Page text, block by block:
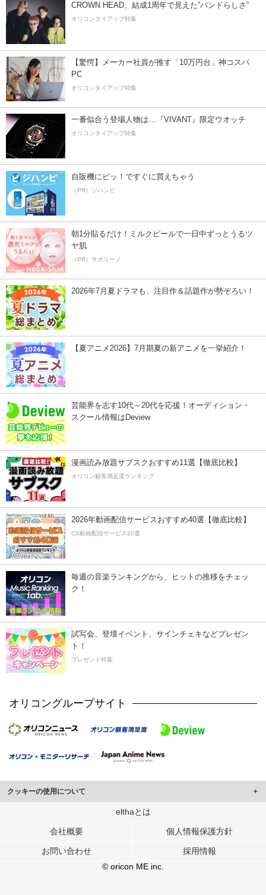
CROWN HEAD、結成1周年で見えた”バンドらしさ”
オリコンタイアップ特集
【驚愕】メーカー社員が推す「10万円台」神コスパ
PC
オリコンタイアップ特集
一番似合う登場人物は…『VIVANT』限定ウオッチ
オリコンタイアップ特集
自販機にピッ！ですぐに買えちゃう
（PR）ジハンピ
朝1分貼るだけ！ミルクピールで一日中ずっとうるツ
ヤ肌
（PR）サボリーノ
2026年7月夏ドラマも、注目作＆話題作が勢ぞろい！
【夏アニメ2026】7月期夏の新アニメを一挙紹介！
芸能界を志す10代～20代を応援！オーディション・
スクール情報はDeview
漫画読み放題サブスクおすすめ11選【徹底比較】
オリコン顧客満足度ランキング
2026年動画配信サービスおすすめ40選【徹底比較】
CS動画配信サービス20選
毎週の音楽ランキングから、ヒットの推移をチェッ
ク！
試写会、登壇イベント、サインチェキなどプレゼン
ト！
プレゼント特集
オリコングループサイト
クッキーの使用について
このサイトでは Cookie を使用して、ユーザーに合わせたコンテンツや広告の
行っています。
メディアや広告配信、データ解析の各パートナーに提供しています。
各パートナーは、この情報とユーザーが各パートナーに提供した他の情報や、
ユーザーが各パートナーのサービスを使用したときに収集した他の情報を組み
elthaとは
会社概要 個人情報保護方針
お問い合わせ
採用情報
© oricon ME inc.